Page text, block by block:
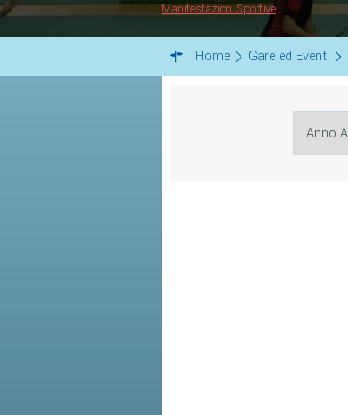
Manifestazioni Sportive
Home Gare ed Eventi